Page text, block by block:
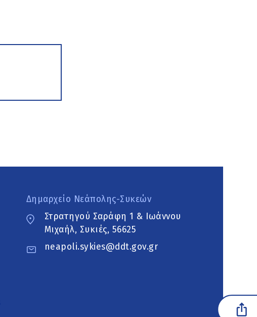
Δημαρχείο Νεάπολης-Συκεών
Στρατηγού Σαράφη 1 & Ιωάννου
Μιχαήλ, Συκιές, 56625
neapoli.sykies@ddt.gov.gr